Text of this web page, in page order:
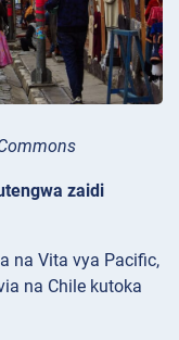
zaidi
na Vita vya Pacific,
na Chile kutoka